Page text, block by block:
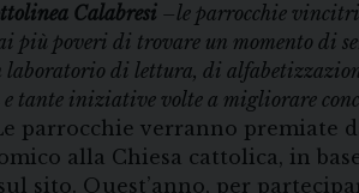
Calabresi –le parrocchie
più poveri di trovare un momento di
di lettura, di
iniziative volte a migliorare
parrocchie verranno premiate
alla Chiesa cattolica, in
sito. Quest’anno, per